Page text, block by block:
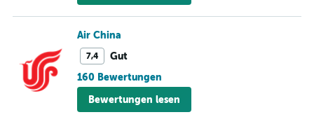
Air China
7,4
Gut
160 Bewertungen
Bewertungen lesen